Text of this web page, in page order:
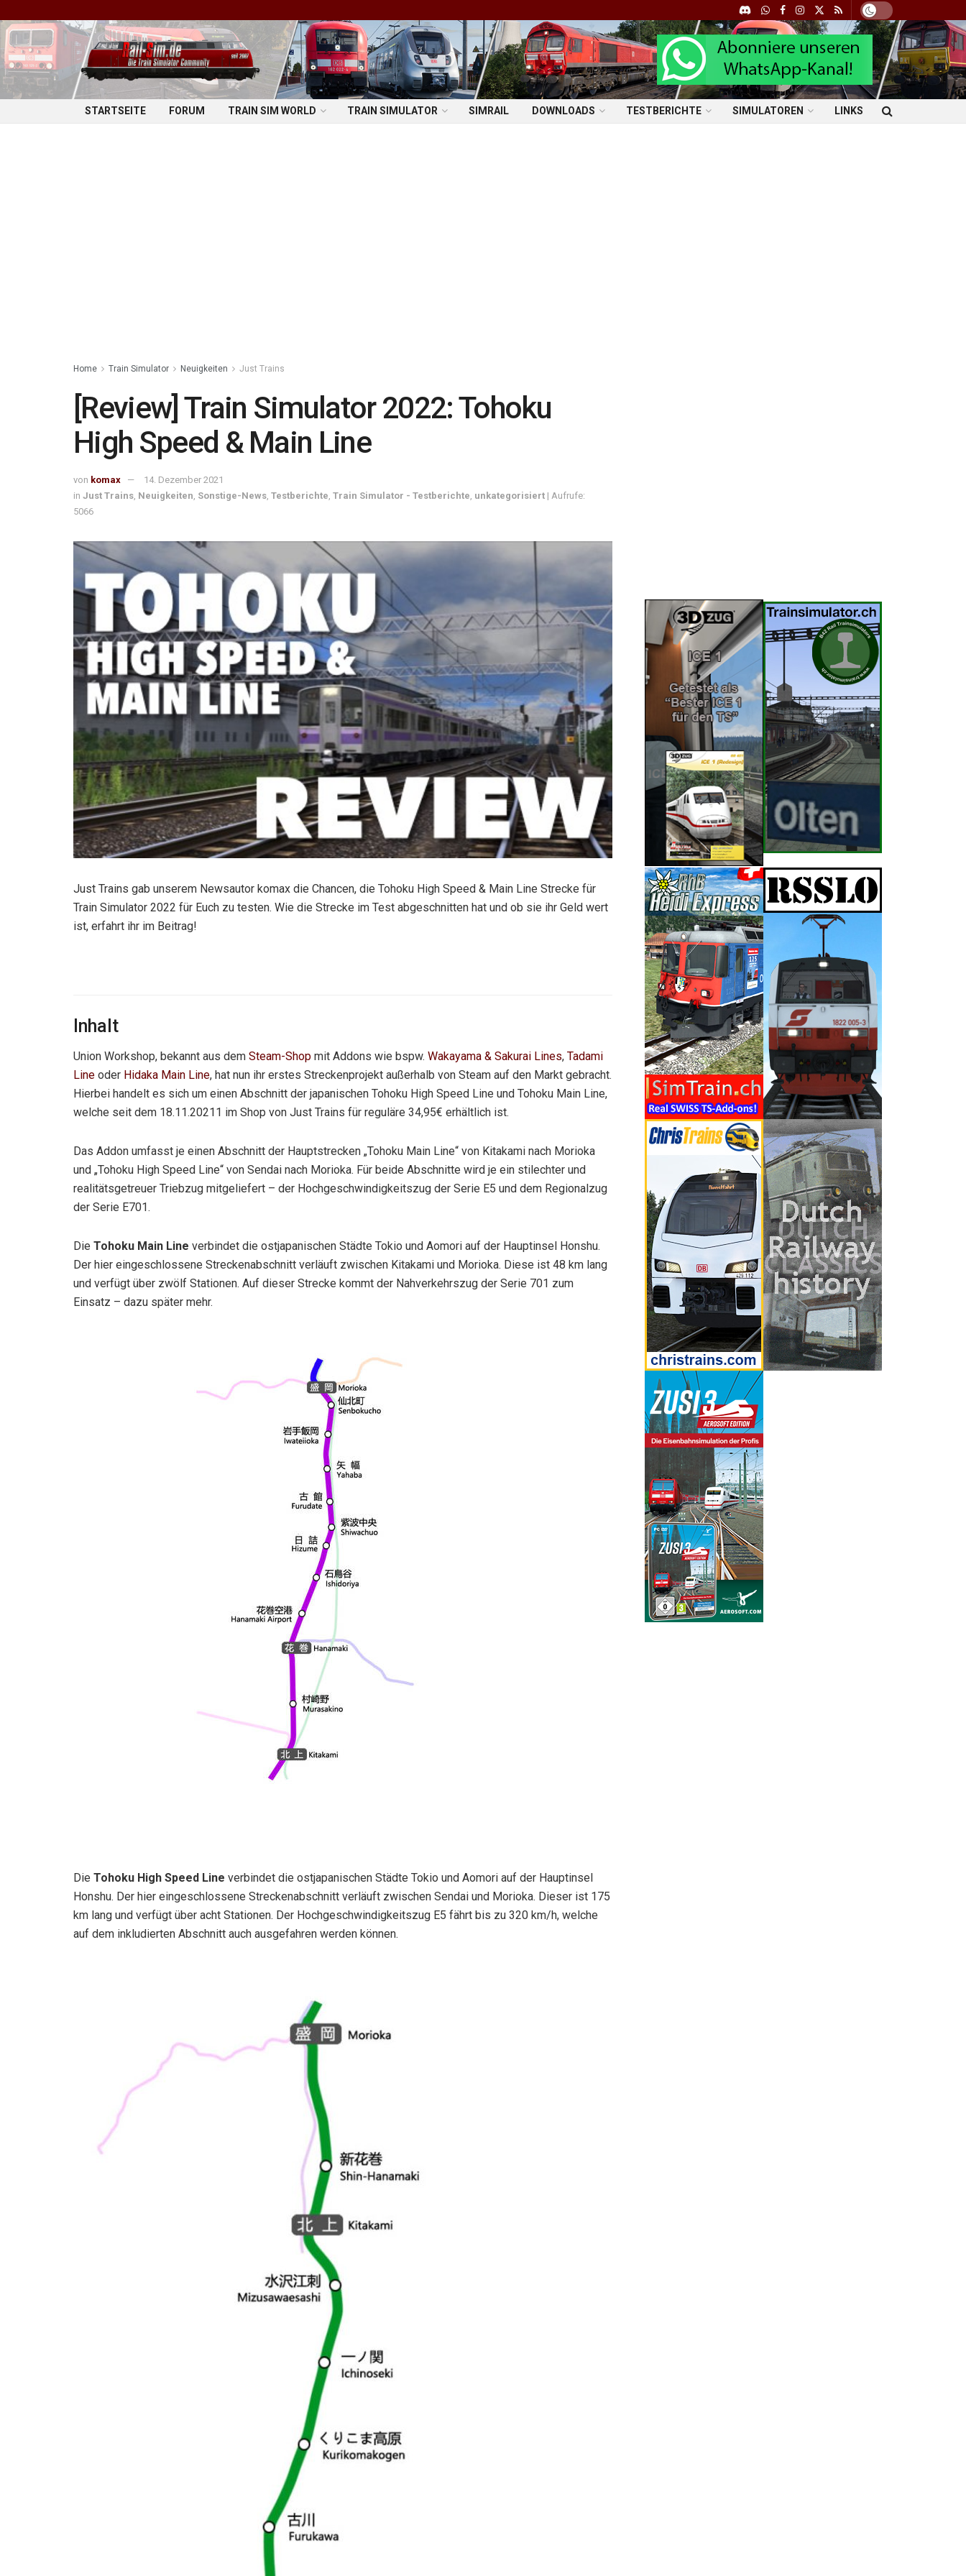
STARTSEITE FORUM TRAIN SIM WORLD TRAIN SIMULATOR SIMRAIL DOWNLOADS TESTBERICHTE SIMULATOREN LINKS
Home Train Simulator Neuigkeiten Just Trains
[Review] Train Simulator 2022: Tohoku
High Speed & Main Line
von komax
14. Dezember 2021
in Just Trains Neuigkeiten Sonstige-News Testberichte Train Simulator - Testberichte unkategorisiert | Aufrufe:
5066
Just Trains gab unserem Newsautor komax die Chancen, die Tohoku High Speed & Main Line Strecke für
Train Simulator 2022 für Euch zu testen. Wie die Strecke im Test abgeschnitten hat und ob sie ihr Geld wert
ist, erfahrt ihr im Beitrag!
Inhalt
Union Workshop, bekannt aus dem Steam-Shop mit Addons wie bspw. Wakayama & Sakurai Lines, Tadami
Line oder Hidaka Main Line, hat nun ihr erstes Streckenprojekt außerhalb von Steam auf den Markt gebracht.
Hierbei handelt es sich um einen Abschnitt der japanischen Tohoku High Speed Line und Tohoku Main Line,
welche seit dem 18.11.20211 im Shop von Just Trains für reguläre 34,95€ erhältlich ist.
Das Addon umfasst je einen Abschnitt der Hauptstrecken „Tohoku Main Line“ von Kitakami nach Morioka
und „Tohoku High Speed ​​Line“ von Sendai nach Morioka. Für beide Abschnitte wird je ein stilechter und
realitätsgetreuer Triebzug mitgeliefert – der Hochgeschwindigkeitszug der Serie E5 und dem Regionalzug
der Serie E701.
Die Tohoku Main Line verbindet die ostjapanischen Städte Tokio und Aomori auf der Hauptinsel Honshu.
Der hier eingeschlossene Streckenabschnitt verläuft zwischen Kitakami und Morioka. Diese ist 48 km lang
und verfügt über zwölf Stationen. Auf dieser Strecke kommt der Nahverkehrszug der Serie 701 zum
Einsatz – dazu später mehr.
Die Tohoku High Speed ​​Line verbindet die ostjapanischen Städte Tokio und Aomori auf der Hauptinsel
Honshu. Der hier eingeschlossene Streckenabschnitt verläuft zwischen Sendai und Morioka. Dieser ist 175
km lang und verfügt über acht Stationen. Der Hochgeschwindigkeitszug E5 fährt bis zu 320 km/h, welche
auf dem inkludierten Abschnitt auch ausgefahren werden können.